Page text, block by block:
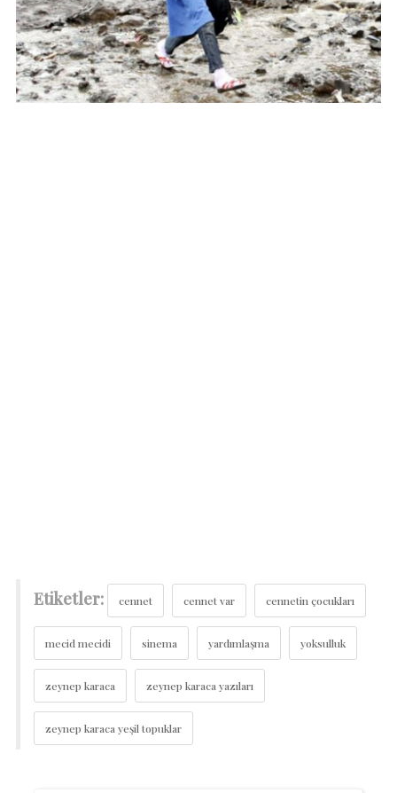
Etiketler: cennet cennet var cennetin çocukları
mecid mecidi sinema yardımlaşma yoksulluk
zeynep karaca zeynep karaca yazıları
zeynep karaca yeşil topuklar